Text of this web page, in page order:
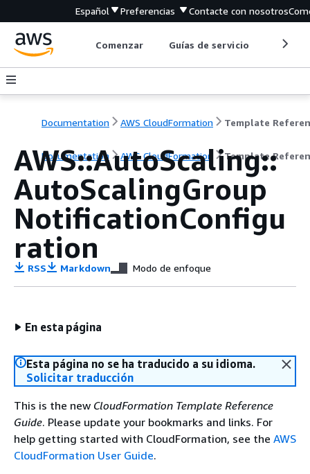
Español Preferencias Contacte con nosotros
Comenzar Guías de servicio
Documentation AWS CloudFormation Template
Documentation AWS CloudFormation Template
AWS::AutoScaling::
AutoScalingGroup
NotificationConfigu
ration
RSS Markdown Modo de enfoque
En esta página
Esta página no se ha traducido a su idioma.
Solicitar traducción
This is the new CloudFormation Template Reference
Guide. Please update your bookmarks and links. For
help getting started with CloudFormation, see the AWS
CloudFormation User Guide.